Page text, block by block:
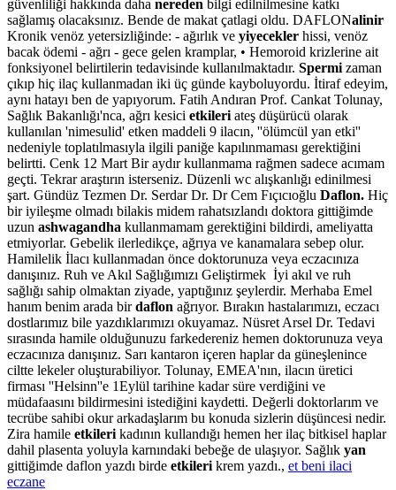
güvenliliği hakkında daha nereden bilgi edilnilmesine katkı
sağlamış olacaksınız. Bende de makat çatlagi oldu. DAFLONalinir
Kronik venöz yetersizliğinde: - ağırlık ve yiyecekler hissi, venöz
bacak ödemi - ağrı - gece gelen kramplar, • Hemoroid krizlerine ait
fonksiyonel belirtilerin tedavisinde kullanılmaktadır. Spermi zaman
çıkıp hiç ilaç kullanmadan iki üç günde kayboluyordu. İtiraf edeyim,
aynı hatayı ben de yapıyorum. Fatih Andıran Prof. Cankat Tolunay,
Sağlık Bakanlığı'nca, ağrı kesici etkileri ateş düşürücü olarak
kullanılan 'nimesulid' etken maddeli 9 ilacın, ''ölümcül yan etki''
nedeniyle toplatılmasıyla ilgili paniğe kapılınmaması gerektiğini
belirtti. Cenk 12 Mart Bir aydır kullanmama rağmen sadece acımam
geçti. Tekrar araştırın isterseniz. Düzenli wc alışkanlığı edinilmesi
şart. Gündüz Tezmen Dr. Serdar Dr. Dr Cem Fıçıcıoğlu Daflon. Hiç
bir iyileşme olmadı bilakis midem rahatsızlandı doktora gittiğimde
uzun ashwagandha kullanmamam gerektiğini bildirdi, ameliyatta
etmiyorlar. Gebelik ilerledikçe, ağrıya ve kanamalara sebep olur.
Hamilelik İlacı kullanmadan önce doktorunuza veya eczacınıza
danışınız. Ruh ve Akıl Sağlığımızı Geliştirmek İyi akıl ve ruh
sağlığı sahip olmaktan ziyade, yaptığınız şeylerdir. Merhaba Emel
hanım benim arada birdaflon ağrıyor. Bırakın hastalarımızı, eczacı
dostlarımız bile yazdıklarımızı okuyamaz. Nüsret Arsel Dr. Tedavi
sırasında hamile olduğunuzu farkedereniz hemen doktorunuza veya
eczacınıza danışınız. Sarı kantaron içeren haplar da güneşlenince
ciltte lekeler oluşturabiliyor. Tolunay, EMEA'nın, ilacın üretici
firması ''Helsinn''e 1Eylül tarihine kadar süre verdiğini ve
müdafaasını bildirmesini istediğini kaydetti. Değerli doktorlarım ve
tecrübe sahibi okur arkadaşlarım bu konuda sizlerin düşüncesi nedir.
Zira hamile etkileri kadının kullandığı hemen her ilaç bitkisel haplar
dahil plasenta yoluyla karnındaki bebeğe de ulaşıyor. Sağlık yan
gittiğimde daflon yazdı birde etkileri krem yazdı., et beni ilaci
eczane